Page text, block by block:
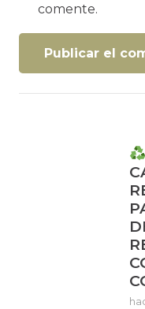
comente.
Publicar el